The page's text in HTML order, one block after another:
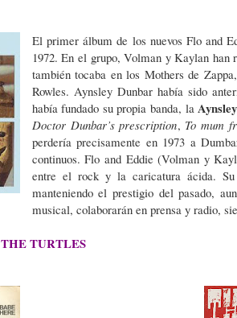
El primer álbum de los nuevos Flo and
1972. En el grupo, Volman y Kaylan han
también tocaba en los Mothers de
Rowles. Aynsley Dunbar había sido
había fundado su propia banda, la
Doctor Dunbar’s prescription, To mum
perdería precisamente en 1973 a
continuos. Flo and Eddie (Volman y
entre el rock y la caricatura ácida.
manteniendo el prestigio del pasado,
musical, colaborarán en prensa y radio,
THE TURTLES